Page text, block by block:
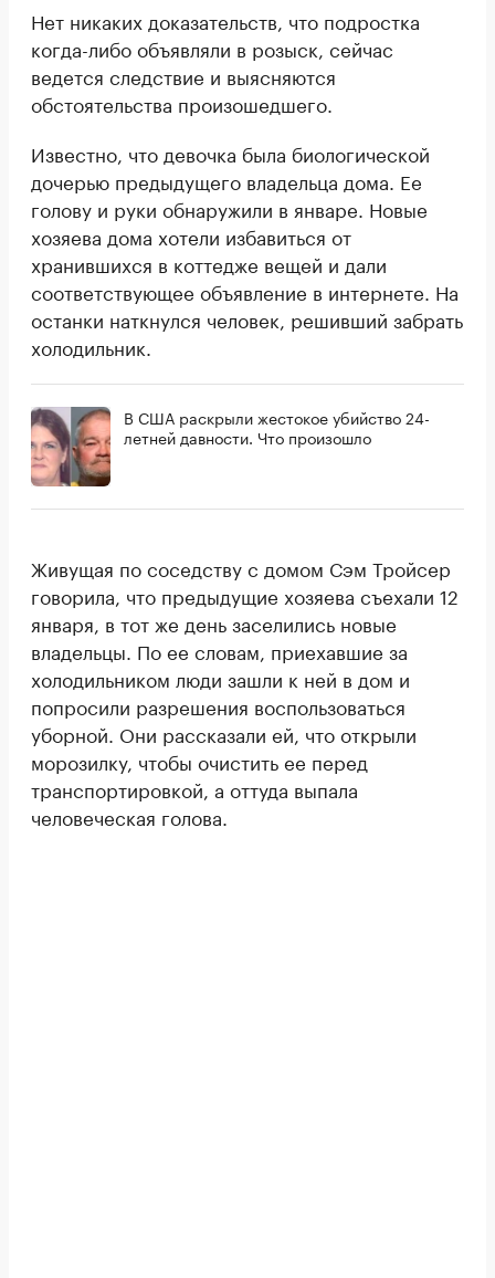
Нет никаких доказательств, что подростка
когда-либо объявляли в розыск, сейчас
ведется следствие и выясняются
обстоятельства произошедшего.
Известно, что девочка была биологической
дочерью предыдущего владельца дома. Ее
голову и руки обнаружили в январе. Новые
хозяева дома хотели избавиться от
хранившихся в коттедже вещей и дали
соответствующее объявление в интернете. На
останки наткнулся человек, решивший забрать
холодильник.
В США раскрыли жестокое убийство 24-
летней давности. Что произошло
Живущая по соседству с домом Сэм Тройсер
говорила, что предыдущие хозяева съехали 12
января, в тот же день заселились новые
владельцы. По ее словам, приехавшие за
холодильником люди зашли к ней в дом и
попросили разрешения воспользоваться
уборной. Они рассказали ей, что открыли
морозилку, чтобы очистить ее перед
транспортировкой, а оттуда выпала
человеческая голова.